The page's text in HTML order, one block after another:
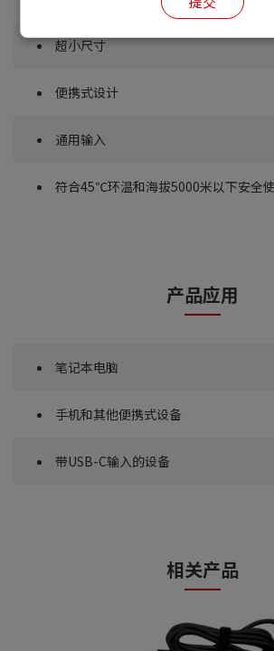
超小尺寸
便携式设计
通用输入
符合45℃环温和海拔5000米以下安全
产品应用
笔记本电脑
手机和其他便携式设备
带USB-C输入的设备
相关产品